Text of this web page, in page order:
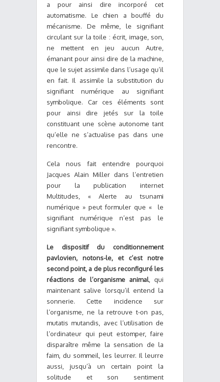
a pour ainsi dire incorporé cet
automatisme. Le chien a bouffé du
mécanisme. De même, le signifiant
circulant sur la toile : écrit, image, son,
ne mettent en jeu aucun Autre,
émanant pour ainsi dire de la machine,
que le sujet assimile dans l’usage qu’il
en fait. Il assimile la substitution du
signifiant numérique au signifiant
symbolique. Car ces éléments sont
pour ainsi dire jetés sur la toile
constituant une scène autonome tant
qu’elle ne s’actualise pas dans une
rencontre.
Cela nous fait entendre pourquoi
Jacques Alain Miller dans l’entretien
pour la publication internet
Multitudes, « Alerte au tsunami
numérique » peut formuler que « le
signifiant numérique n’est pas le
signifiant symbolique ».
Le dispositif du conditionnement
pavlovien, notons-le, et c’est notre
second point, a de plus reconfiguré les
réactions de l’organisme animal, qui
maintenant salive lorsqu’il entend la
sonnerie. Cette incidence sur
l’organisme, ne la retrouve t-on pas,
mutatis mutandis, avec l’utilisation de
l’ordinateur qui peut estomper, faire
disparaître même la sensation de la
faim, du sommeil, les leurrer. Il leurre
aussi, jusqu’à un certain point la
solitude et son sentiment